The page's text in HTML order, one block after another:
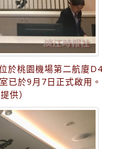
於桃園機場第二航廈D4
已於9月7日正式啟用。
供）